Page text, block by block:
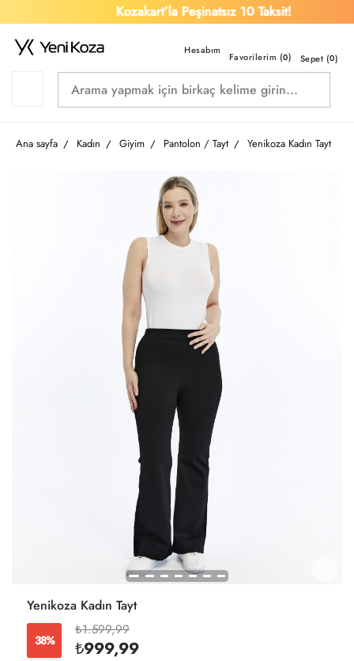
Kozakart’la Peşinatsız 10 Taksit!
Favorilerim (0) Sepet (0)
Ana sayfa Kadın Giyim Pantolon / Tayt Yenikoza Kadın Tayt
Yenikoza Kadın Tayt
38%
₺1.599,99
₺999,99